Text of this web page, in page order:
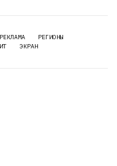
РЕГИОНЫ
ЭКРАН